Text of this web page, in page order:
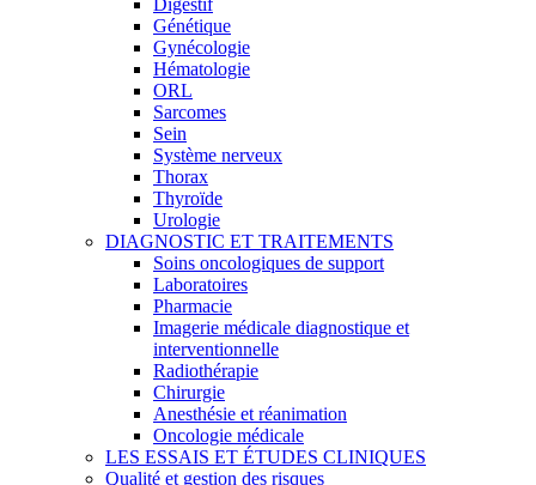
Digestif
Génétique
Gynécologie
Hématologie
ORL
Sarcomes
Sein
Système nerveux
Thorax
Thyroïde
Urologie
DIAGNOSTIC ET TRAITEMENTS
Soins oncologiques de support
Laboratoires
Pharmacie
Imagerie médicale diagnostique et
interventionnelle
Radiothérapie
Chirurgie
Anesthésie et réanimation
Oncologie médicale
LES ESSAIS ET ÉTUDES CLINIQUES
Qualité et gestion des risques